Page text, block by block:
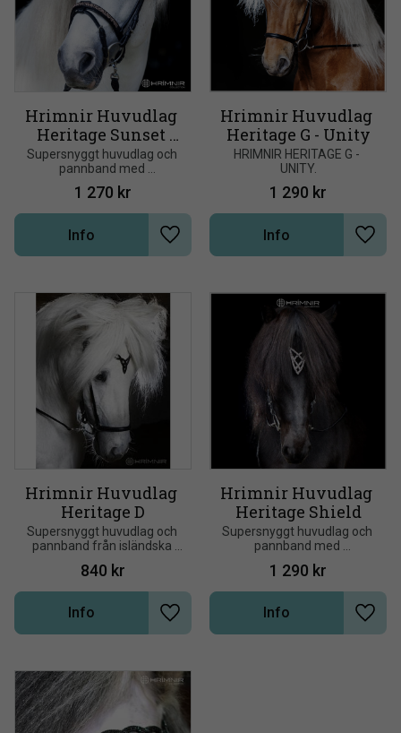
Hrimnir Huvudlag
Heritage Sunset
Rose
Supersnyggt huvudlag och
pannband med
handplacerade och mixade
rosa kristaller från
isländska Hrímnir
1 270 kr
Lägg till i önskelista
Info
Hrimnir Huvudlag
Heritage G - Unity
HRIMNIR HERITAGE G -
UNITY.
1 290 kr
Lägg
Info
Hrimnir Huvudlag
Heritage D
Supersnyggt huvudlag och
pannband från isländska
Hrímnir. Svart, mjukt
kvalitetsläder med spännen
i rostfritt stål
840 kr
Lägg till i önskelista
Info
Hrimnir Huvudlag
Heritage Shield
Supersnyggt huvudlag och
pannband med
handplacerade och mixade
kristaller från isländska
Hrímnir
1 290 kr
Lägg
Info